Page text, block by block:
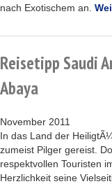
nach Exotischem an.
Reisetipp Saudi
Abaya
November 2011
In das Land der
zumeist Pilger gereist.
respektvollen Touristen
Herzlichkeit seine